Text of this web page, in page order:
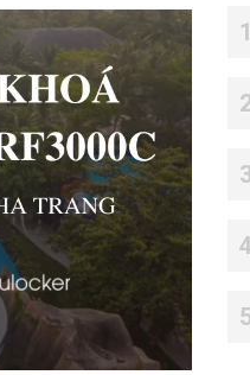
1
4